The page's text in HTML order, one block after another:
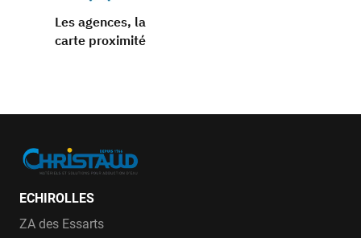
Les agences, la
carte proximité
ECHIROLLES
ZA des Essarts